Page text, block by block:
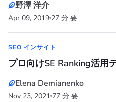
野澤 洋介
Apr 09, 2019 27 分 要
SEO インサイト
プロ向けSE Ranking活用
Elena Demianenko
Nov 23, 2021 77 分 要